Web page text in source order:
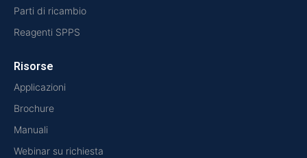
Parti di ricambio
Reagenti SPPS
Risorse
Applicazioni
Brochure
Manuali
Webinar su richiesta